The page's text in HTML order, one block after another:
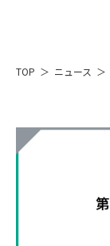
TOP ニュース